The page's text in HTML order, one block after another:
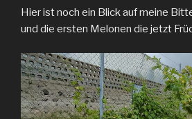
Hier ist noch ein Blick auf meine
und die ersten Melonen die jetzt